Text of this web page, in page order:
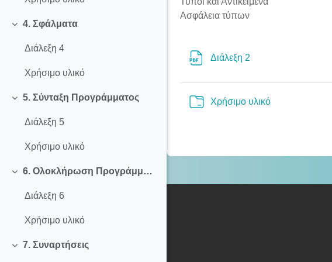
Σύμπτυξη
4. Σφάλματα
Διάλεξη 4
Χρήσιμο υλικό
Σύμπτυξη
5. Σύνταξη Προγράμματος
Διάλεξη 5
Χρήσιμο υλικό
Σύμπτυξη
6. Ολοκλήρωση Προγράμματος
Διάλεξη 6
Χρήσιμο υλικό
Σύμπτυξη
7. Συναρτήσεις
Ασφάλεια τύπων
Διάλεξη 2
Χρήσιμο υλικόΦάκελος